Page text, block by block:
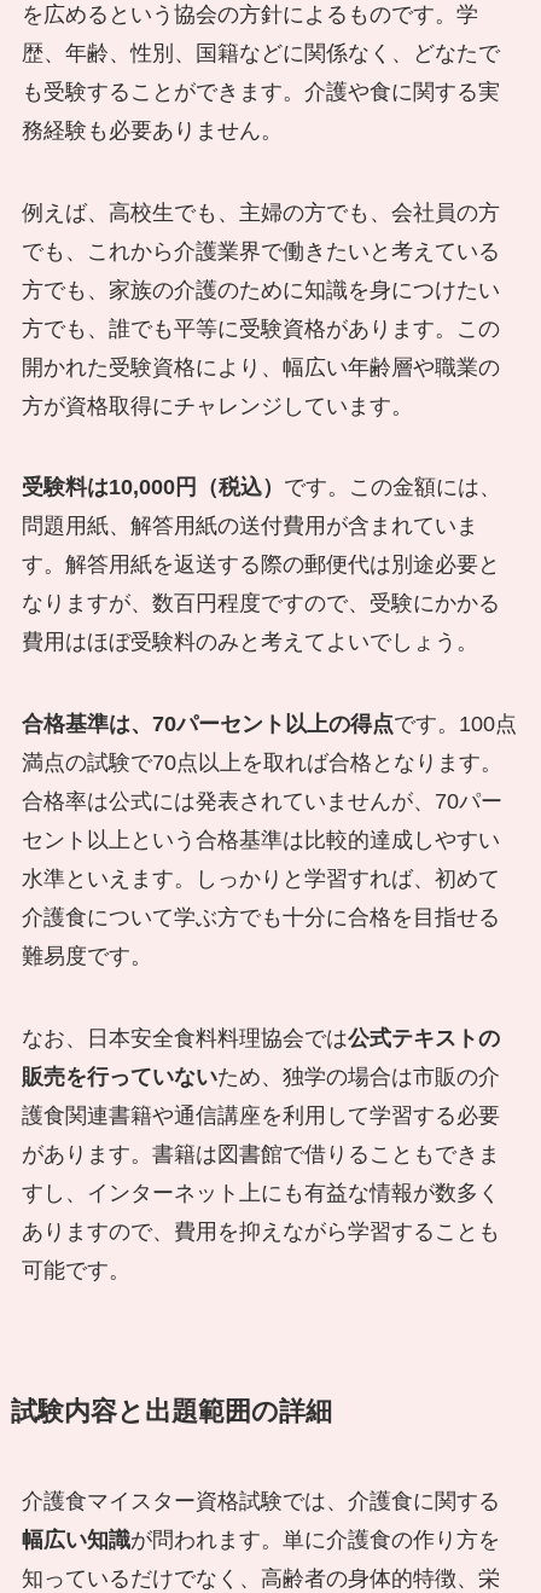
を広めるという協会の方針によるものです。学
歴、年齢、性別、国籍などに関係なく、どなたで
も受験することができます。介護や食に関する実
務経験も必要ありません。
例えば、高校生でも、主婦の方でも、会社員の方
でも、これから介護業界で働きたいと考えている
方でも、家族の介護のために知識を身につけたい
方でも、誰でも平等に受験資格があります。この
開かれた受験資格により、幅広い年齢層や職業の
方が資格取得にチャレンジしています。
受験料は10,000円（税込） です。この金額には、
問題用紙、解答用紙の送付費用が含まれていま
す。解答用紙を返送する際の郵便代は別途必要と
なりますが、数百円程度ですので、受験にかかる
費用はほぼ受験料のみと考えてよいでしょう。
合格基準は、70パーセント以上の得点です。100点
満点の試験で70点以上を取れば合格となります。
合格率は公式には発表されていませんが、70パー
セント以上という合格基準は比較的達成しやすい
水準といえます。しっかりと学習すれば、初めて
介護食について学ぶ方でも十分に合格を目指せる
難易度です。
なお、日本安全食料料理協会では公式テキストの
販売を行っていないため、独学の場合は市販の介
護食関連書籍や通信講座を利用して学習する必要
があります。書籍は図書館で借りることもできま
すし、インターネット上にも有益な情報が数多く
ありますので、費用を抑えながら学習することも
可能です。
試験内容と出題範囲の詳細
介護食マイスター資格試験では、介護食に関する
幅広い知識が問われます。単に介護食の作り方を
知っているだけでなく、高齢者の身体的特徴、栄